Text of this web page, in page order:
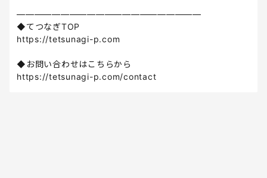
—————————————————————
◆てつなぎTOP
https://tetsunagi-p.com
◆お問い合わせはこちらから
https://tetsunagi-p.com/contact